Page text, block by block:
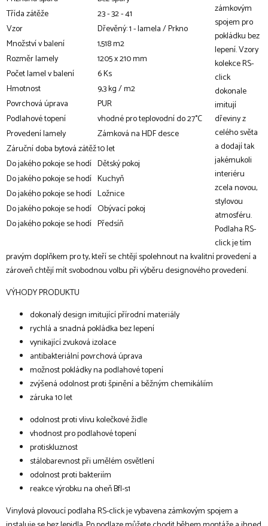
Třída zátěže
23 - 32 - 41
Vzor
Dřevěný: 1 - lamela / Prkno
Množství v balení
1,518 m2
Rozměr lamely
1205 x 210 mm
Počet lamel v balení
6 Ks
Hmotnost
9,3 kg / m2
Povrchová úprava
PUR
Podlahové topení
vhodné pro teplovodní do 27°C
Provedení lamely
Zámková na HDF desce
Záruční doba bytová zátěž10 let
Do jakého pokoje se hodí Dětský pokoj
Do jakého pokoje se hodí Kuchyň
Do jakého pokoje se hodí Ložnice
Do jakého pokoje se hodí Obývací pokoj
Do jakého pokoje se hodí Předsíň
zámkovým
spojem pro
pokládku bez
lepení. Vzory
kolekce RS-
click
dokonale
imitují
dřeviny z
celého světa
a dodají tak
jakémukoli
interiéru
zcela novou,
stylovou
atmosféru.
Podlaha RS-
click je tím
pravým doplňkem pro ty, kteří se chtějí spolehnout na kvalitní provedení a
zároveň chtějí mít svobodnou volbu při výběru designového provedení.
VÝHODY PRODUKTU
dokonalý design imitující přírodní materiály
rychlá a snadná pokládka bez lepení
vynikající zvuková izolace
antibakteriální povrchová úprava
možnost pokládky na podlahové topení
zvýšená odolnost proti špinění a běžným chemikáliím
záruka 10 let
odolnost proti vlivu kolečkové židle
vhodnost pro podlahové topení
protiskluznost
stálobarevnost při umělém osvětlení
odolnost proti bakteriím
reakce výrobku na oheň Bfl-s1
Vinylová plovoucí podlaha RS-click je vybavena zámkovým spojem a